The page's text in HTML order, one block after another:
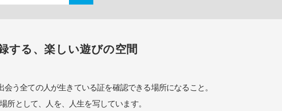
する、楽しい遊びの空間
会う全ての人が生きている証を確認できる場所になること。
所として、 人を、人生を写しています。